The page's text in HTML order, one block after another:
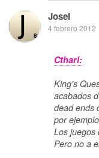
Josei
4 febrero 2012
Ctharl:
King’s
acabados
dead ends
por
Los juegos
Pero no a